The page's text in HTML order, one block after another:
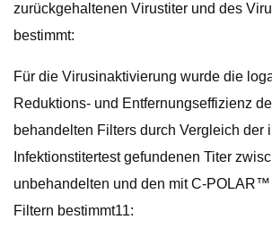
zurückgehaltenen Virustiter und des
bestimmt:
Für die Virusinaktivierung wurde die
Reduktions- und Entfernungseffizienz
behandelten Filters durch Vergleich der
Infektionstitertest gefundenen Titer
unbehandelten und den mit C-
Filtern bestimmt11: